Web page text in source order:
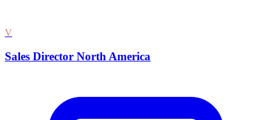
V
Sales Director North America